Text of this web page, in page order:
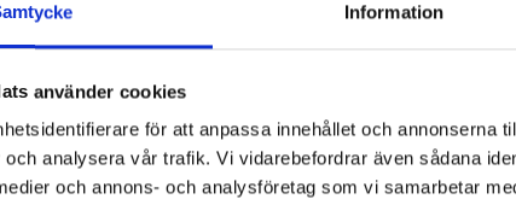
Information
använder cookies
för att anpassa innehållet och annonserna
analysera vår trafik. Vi vidarebefordrar även sådana
och annons- och analysföretag som vi samarbetar